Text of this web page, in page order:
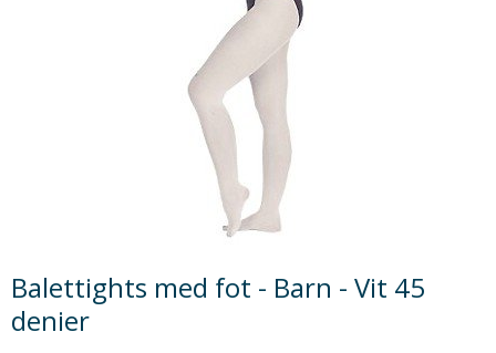
Balettights med fot - Barn - Vit 45
denier